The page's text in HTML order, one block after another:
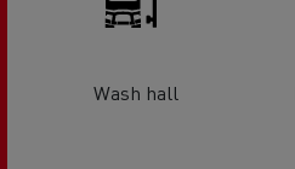
Wash hall